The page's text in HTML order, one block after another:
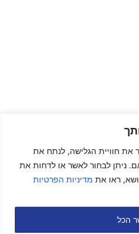
את חוויית הגלישה, לנתח את
ניתן לבחור לאשר או לדחות את
ראו את מדיניות הפרטיות
הכל